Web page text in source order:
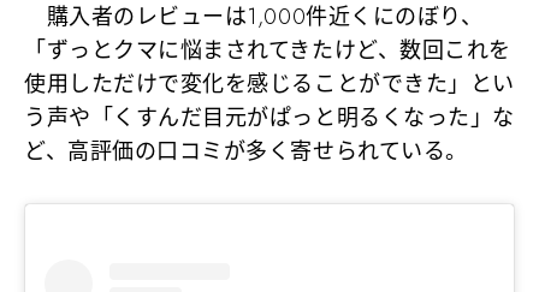
購入者のレビューは1,000件近くにのぼり、
「ずっとクマに悩まされてきたけど、数回これを
使用しただけで変化を感じることができた」とい
う声や「くすんだ目元がぱっと明るくなった」な
ど、高評価の口コミが多く寄せられている。